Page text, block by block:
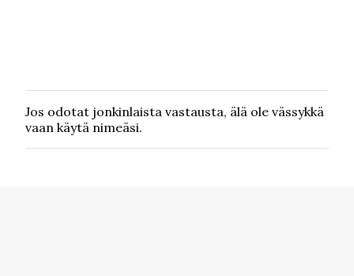
L
ä
h
Jos odotat jonkinlaista vastausta, älä ole vässykkä
vaan käytä nimeäsi.